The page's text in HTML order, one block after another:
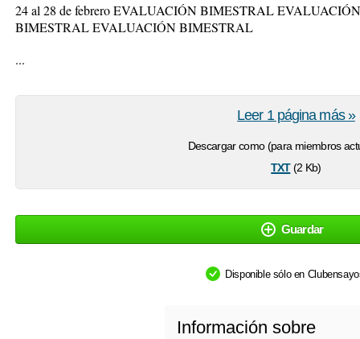
24 al 28 de febrero EVALUACIÓN BIMESTRAL
BIMESTRAL EVALUACIÓN BIMESTRAL
...
Descargar como (para miembros
txt(2 Kb)
Leer 1 página más »
Guardar
Disponible sólo en
Información sobre